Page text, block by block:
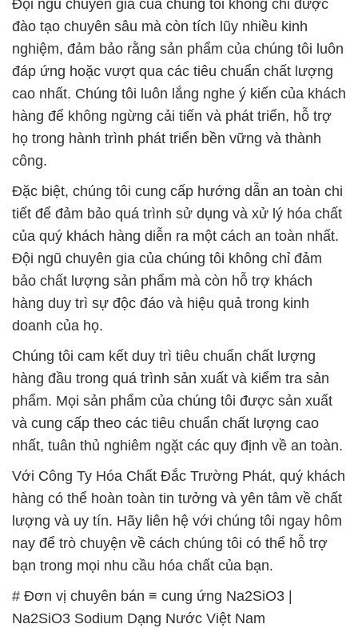
Đội ngũ chuyên gia của chúng tôi không chỉ được
đào tạo chuyên sâu mà còn tích lũy nhiều kinh
nghiệm, đảm bảo rằng sản phẩm của chúng tôi luôn
đáp ứng hoặc vượt qua các tiêu chuẩn chất lượng
cao nhất. Chúng tôi luôn lắng nghe ý kiến của khách
hàng để không ngừng cải tiến và phát triển, hỗ trợ
họ trong hành trình phát triển bền vững và thành
công.
Đặc biệt, chúng tôi cung cấp hướng dẫn an toàn chi
tiết để đảm bảo quá trình sử dụng và xử lý hóa chất
của quý khách hàng diễn ra một cách an toàn nhất.
Đội ngũ chuyên gia của chúng tôi không chỉ đảm
bảo chất lượng sản phẩm mà còn hỗ trợ khách
hàng duy trì sự độc đáo và hiệu quả trong kinh
doanh của họ.
Chúng tôi cam kết duy trì tiêu chuẩn chất lượng
hàng đầu trong quá trình sản xuất và kiểm tra sản
phẩm. Mọi sản phẩm của chúng tôi được sản xuất
và cung cấp theo các tiêu chuẩn chất lượng cao
nhất, tuân thủ nghiêm ngặt các quy định về an toàn.
Với Công Ty Hóa Chất Đắc Trường Phát, quý khách
hàng có thể hoàn toàn tin tưởng và yên tâm về chất
lượng và uy tín. Hãy liên hệ với chúng tôi ngay hôm
nay để trò chuyện về cách chúng tôi có thể hỗ trợ
bạn trong mọi nhu cầu hóa chất của bạn.
# Đơn vị chuyên bán ≡ cung ứng Na2SiO3 |
Na2SiO3 Sodium Dạng Nước Việt Nam